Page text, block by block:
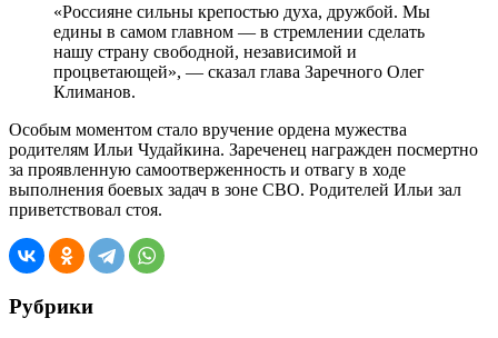
«Россияне сильны крепостью духа, дружбой. Мы
едины в самом главном — в стремлении сделать
нашу страну свободной, независимой и
процветающей», — сказал глава Заречного Олег
Климанов.
Особым моментом стало вручение ордена мужества
родителям Ильи Чудайкина. Зареченец награжден посмертно
за проявленную самоотверженность и отвагу в ходе
выполнения боевых задач в зоне СВО. Родителей Ильи зал
приветствовал стоя.
Рубрики